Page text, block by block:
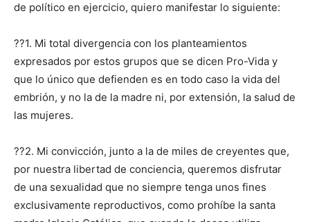
de político en ejercicio, quiero manifestar lo siguiente:
??1. Mi total divergencia con los planteamientos
expresados por estos grupos que se dicen Pro-Vida y
que lo único que defienden es en todo caso la vida del
embrión, y no la de la madre ni, por extensión, la salud de
las mujeres.
??2. Mi convicción, junto a la de miles de creyentes que,
por nuestra libertad de conciencia, queremos disfrutar
de una sexualidad que no siempre tenga unos fines
exclusivamente reproductivos, como prohíbe la santa